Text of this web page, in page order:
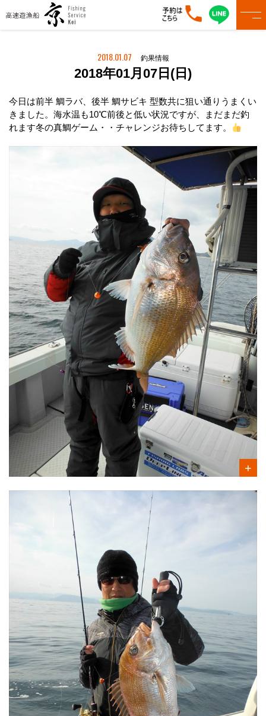
2018.01.07 釣果情報
2018年01月07日(日)
今日は前半 鯛ラバ、後半 鯛サビキ 型数共に狙い通りうまくい
きました。海水温も10℃前後と低い状況ですが、まだまだ釣
れます冬の真鯛ゲーム・・チャレンジお待ちしてます。